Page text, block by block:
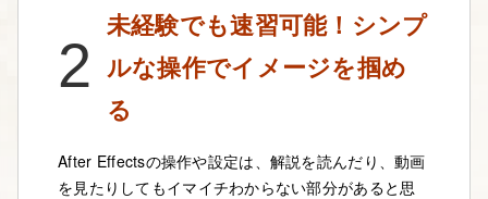
2
未経験でも速習可能！シンプ
ルな操作でイメージを掴め
る
After Effectsの操作や設定は、解説を読んだり、動画
を見たりしてもイマイチわからない部分があると思